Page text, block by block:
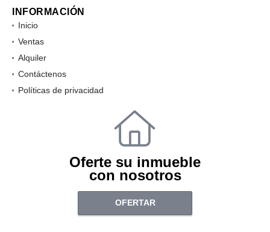
INFORMACIÓN
Inicio
Ventas
Alquiler
Contáctenos
Políticas de privacidad
Oferte su inmueble
con nosotros
OFERTAR